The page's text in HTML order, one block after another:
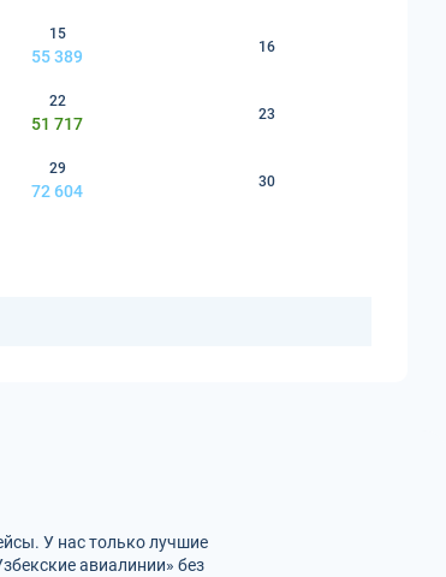
15
55 389
16
22
51 717
23
29
72 604
30
У нас только лучшие
авиалинии» без